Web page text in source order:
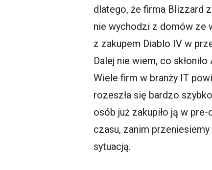
dlatego, że firma Blizzard
nie wychodzi z domów ze
z zakupem Diablo IV w
Dalej nie wiem, co
Wiele firm w branży IT
rozeszła się bardzo
osób już zakupiło ją w
czasu, zanim
sytuacją.